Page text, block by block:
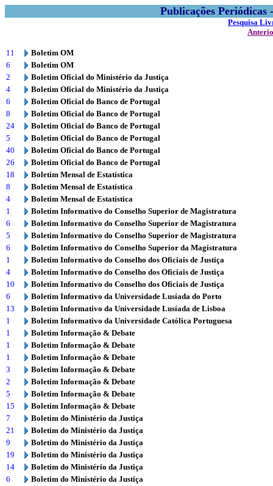
Publicações
Pesquisa
11
Boletim OM
6
Boletim OM
2
Boletim Oficial do Ministério da Justiça
4
Boletim Oficial do Ministério da Justiça
6
Boletim Oficial do Banco de Portugal
8
Boletim Oficial do Banco de Portugal
24
Boletim Oficial do Banco de Portugal
5
Boletim Oficial do Banco de Portugal
40
Boletim Oficial do Banco de Portugal
26
Boletim Oficial do Banco de Portugal
18
Boletim Mensal de Estatística
8
Boletim Mensal de Estatística
4
Boletim Mensal de Estatística
1
Boletim Informativo do Conselho Superior de Magistratura
6
Boletim Informativo do Conselho Superior de Magistratura
5
Boletim Informativo do Conselho Superior de Magistratura
6
Boletim Informativo do Conselho Superior da Magistratura
1
Boletim Informativo do Conselho dos Oficiais de Justiça
4
Boletim Informativo do Conselho dos Oficiais de Justiça
10
Boletim Informativo do Conselho dos Oficiais de Justiça
6
Boletim Informativo da Universidade Lusíada do Porto
13
Boletim Informativo da Universidade Lusíada de Lisboa
1
Boletim Informativo da Universidade Católica Portuguesa
1
Boletim Informação & Debate
1
Boletim Informação & Debate
1
Boletim Informação & Debate
3
Boletim Informação & Debate
2
Boletim Informação & Debate
5
Boletim Informação & Debate
15
Boletim Informação & Debate
7
Boletim do Ministério da Justiça
21
Boletim do Ministério da Justiça
9
Boletim do Ministério da Justiça
19
Boletim do Ministério da Justiça
14
Boletim do Ministério da Justiça
6
Boletim do Ministério da Justiça